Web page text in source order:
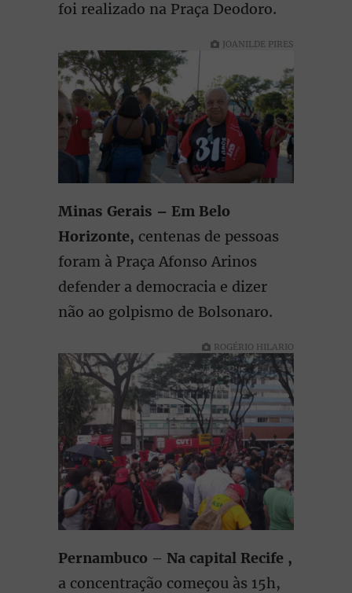
foi realizado na Praça Deodoro.
JOANILDE PIRES
Minas Gerais – Em Belo
Horizonte, centenas de pessoas
foram à Praça Afonso Arinos
defender a democracia e dizer
não ao golpismo de Bolsonaro.
ROGÉRIO HILARIO
Pernambuco – Na capital Recife ,
a concentração começou às 15h,